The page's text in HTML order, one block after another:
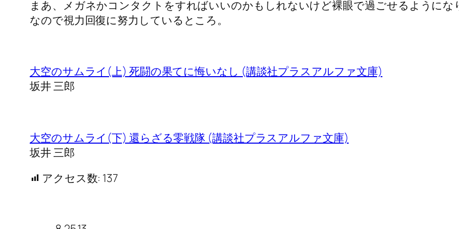
まあ、メガネかコンタクトをすればいいのかもしれないけど裸眼で過ごせるようにな
なので視力回復に努力しているところ。
大空のサムライ(上) 死闘の果てに悔いなし (講談社プラスアルファ文庫)
坂井 三郎
大空のサムライ(下) 還らざる零戦隊 (講談社プラスアルファ文庫)
坂井 三郎
アクセス数: 137